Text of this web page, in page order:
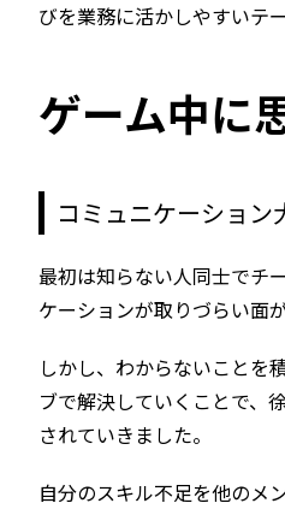
びを業務に活かしやすいテ
ゲーム中に
コミュニケーション
最初は知らない人同士でチ
ケーションが取りづらい面
しかし、わからないことを
ブで解決していくことで、
されていきました。
自分のスキル不足を他のメ